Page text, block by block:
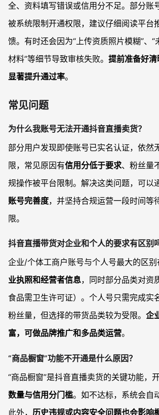
全、资料填写错误或信用分不足。部分账
被系统限制开通权限，建议仔细阅读平台
馈。有时还会因为“上传资质照片模糊”、“
材料”等细节导致审核失败。 提前准备好
显著提升通过率。
常见问题
为什么我账号无法开通抖音直播卖货？
部分用户发现即使账号已实名认证，依然
限，常见原因有信用分低于要求、粉丝量
规操作被平台限制。解决这类问题，可以
账号完善度，并坚持合规运营一段时间等
限。
抖音直播带货对企业和个人的要求有区别
企业/个体工商户账号与个人号最大的区别
业执照和经营者信息，同时部分品类对资
食品需卫生许可证）。个人号只需完成实
粉丝量，但选择的带货品类较为受限。 企
富，可做品牌推广和多品类运营。
“商品橱窗”功能不开通是什么原因？
“商品橱窗”是抖音直播卖货的关键功能，
数量与信用分门槛。如不达标，系统会自
此外， 历史违规或内容安全问题也会影响